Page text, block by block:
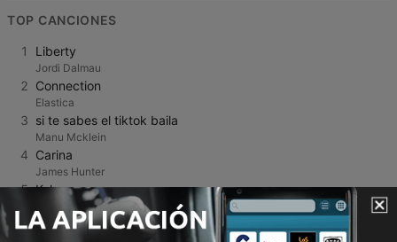
TOP CANCIONES
1 Liberty
Jordi Dalmau
2 Connection
Elastica
3 si te sabes el tiktok baila
Manu Mcklein
4 Carina
James Hunter
5 Kokomo
Hillary Thaddeus
6 Stracciatella galaxy